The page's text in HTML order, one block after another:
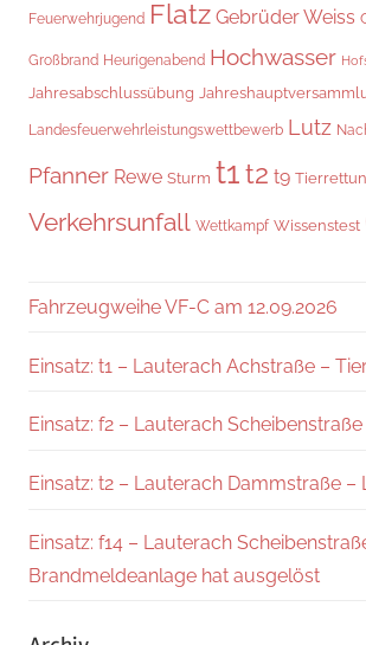
Feuerwehrjugend Flatz Gebrüder Weiss
Großbrand Heurigenabend Hochwasser
Jahresabschlussübung
Landesfeuerwehrleistungswettbewerb Lutz
Pfanner Rewe Sturm t1t2 t9
Verkehrsunfall Wettkampf Wissenstest
Fahrzeugweihe VF-C am 12.09.2026
Einsatz: t1 – Lauterach Achstraße –
Einsatz: f2 – Lauterach
Einsatz: t2 – Lauterach Dammstraße –
Einsatz: f14 – Lauterach
Brandmeldeanlage hat ausgelöst